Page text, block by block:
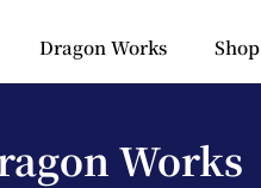
Dragon Works Shop
Works